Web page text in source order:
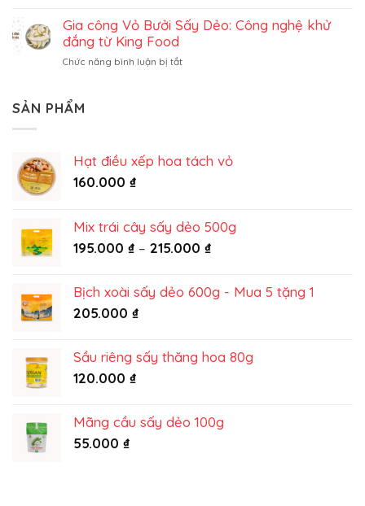
trọn
vụ
gia
gừng
thống
từ
Gia công Vỏ Bưởi Sấy Dẻo: Công nghệ khử
đắng từ King Food
Chức năng bình luận bị tắtở
Công
từ
King
Food
SẢN PHẨM
Hạt điều xếp hoa tách vỏ
160.000 ₫
Mix trái cây sấy dẻo 500g
195.000 ₫ – 215.000 ₫Khoảng
195.000 ₫
Bịch xoài sấy dẻo 600g - Mua 5 tặng 1
205.000 ₫
Sầu riêng sấy thăng hoa 80g
120.000 ₫
Mãng cầu sấy dẻo 100g
55.000 ₫